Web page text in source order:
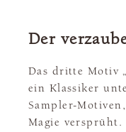
Der
Das dritte Motiv
ein Klassiker
Sampler-
Magie versprüht.